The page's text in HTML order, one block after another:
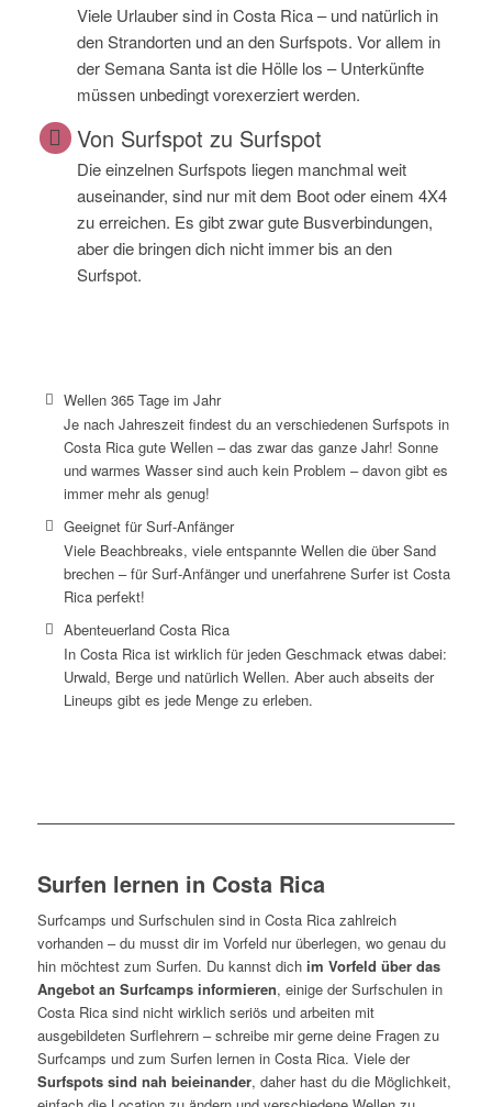
Viele Urlauber sind in Costa Rica – und natürlich in
den Strandorten und an den Surfspots. Vor allem in
der Semana Santa ist die Hölle los – Unterkünfte
müssen unbedingt vorexerziert werden.
Von Surfspot zu Surfspot
Die einzelnen Surfspots liegen manchmal weit
auseinander, sind nur mit dem Boot oder einem 4X4
zu erreichen. Es gibt zwar gute Busverbindungen,
aber die bringen dich nicht immer bis an den
Surfspot.
Wellen 365 Tage im Jahr
Je nach Jahreszeit findest du an verschiedenen Surfspots in
Costa Rica gute Wellen – das zwar das ganze Jahr! Sonne
und warmes Wasser sind auch kein Problem – davon gibt es
immer mehr als genug!
Geeignet für Surf-Anfänger
Viele Beachbreaks, viele entspannte Wellen die über Sand
brechen – für Surf-Anfänger und unerfahrene Surfer ist Costa
Rica perfekt!
Abenteuerland Costa Rica
In Costa Rica ist wirklich für jeden Geschmack etwas dabei:
Urwald, Berge und natürlich Wellen. Aber auch abseits der
Lineups gibt es jede Menge zu erleben.
Surfen lernen in Costa Rica
Surfcamps und Surfschulen sind in Costa Rica zahlreich
vorhanden – du musst dir im Vorfeld nur überlegen, wo genau du
hin möchtest zum Surfen. Du kannst dich im Vorfeld über das
Angebot an Surfcamps informieren, einige der Surfschulen in
Costa Rica sind nicht wirklich seriös und arbeiten mit
ausgebildeten Surflehrern – schreibe mir gerne deine Fragen zu
Surfcamps und zum Surfen lernen in Costa Rica. Viele der
Surfspots sind nah beieinander, daher hast du die Möglichkeit,